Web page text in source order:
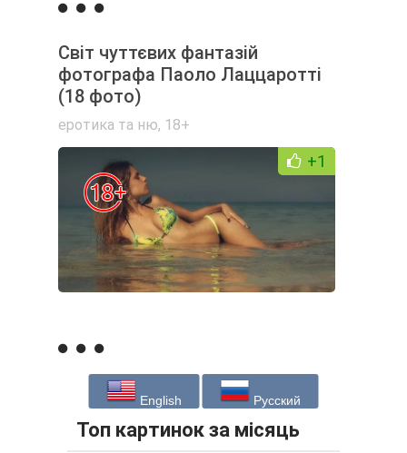
Світ чуттєвих фантазій
фотографа Паоло Лаццаротті
(18 фото)
еротика та ню, 18+
+1
English Русский
Топ картинок за місяць